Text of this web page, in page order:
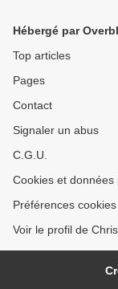
Hébergé par
Top articles
Pages
Contact
Signaler un abus
C.G.U.
Cookies et données
Préférences cookies
Voir le profil de